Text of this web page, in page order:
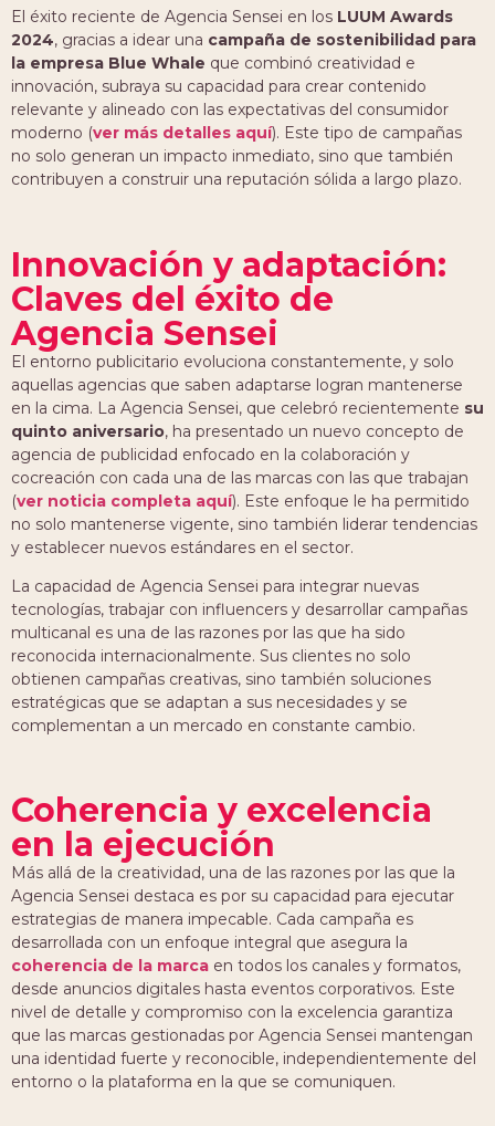
El éxito reciente de Agencia Sensei en los LUUM Awards
2024, gracias a idear una campaña de sostenibilidad para
la empresa Blue Whale que combinó creatividad e
innovación, subraya su capacidad para crear contenido
relevante y alineado con las expectativas del consumidor
moderno (ver más detalles aquí). Este tipo de campañas
no solo generan un impacto inmediato, sino que también
contribuyen a construir una reputación sólida a largo plazo.
Innovación y adaptación:
Claves del éxito de
Agencia Sensei
El entorno publicitario evoluciona constantemente, y solo
aquellas agencias que saben adaptarse logran mantenerse
en la cima. La Agencia Sensei, que celebró recientemente su
quinto aniversario, ha presentado un nuevo concepto de
agencia de publicidad enfocado en la colaboración y
cocreación con cada una de las marcas con las que trabajan
(ver noticia completa aquí). Este enfoque le ha permitido
no solo mantenerse vigente, sino también liderar tendencias
y establecer nuevos estándares en el sector.
La capacidad de Agencia Sensei para integrar nuevas
tecnologías, trabajar con influencers y desarrollar campañas
multicanal es una de las razones por las que ha sido
reconocida internacionalmente. Sus clientes no solo
obtienen campañas creativas, sino también soluciones
estratégicas que se adaptan a sus necesidades y se
complementan a un mercado en constante cambio.
Coherencia y excelencia
en la ejecución
Más allá de la creatividad, una de las razones por las que la
Agencia Sensei destaca es por su capacidad para ejecutar
estrategias de manera impecable. Cada campaña es
desarrollada con un enfoque integral que asegura la
coherencia de la marca en todos los canales y formatos,
desde anuncios digitales hasta eventos corporativos. Este
nivel de detalle y compromiso con la excelencia garantiza
que las marcas gestionadas por Agencia Sensei mantengan
una identidad fuerte y reconocible, independientemente del
entorno o la plataforma en la que se comuniquen.